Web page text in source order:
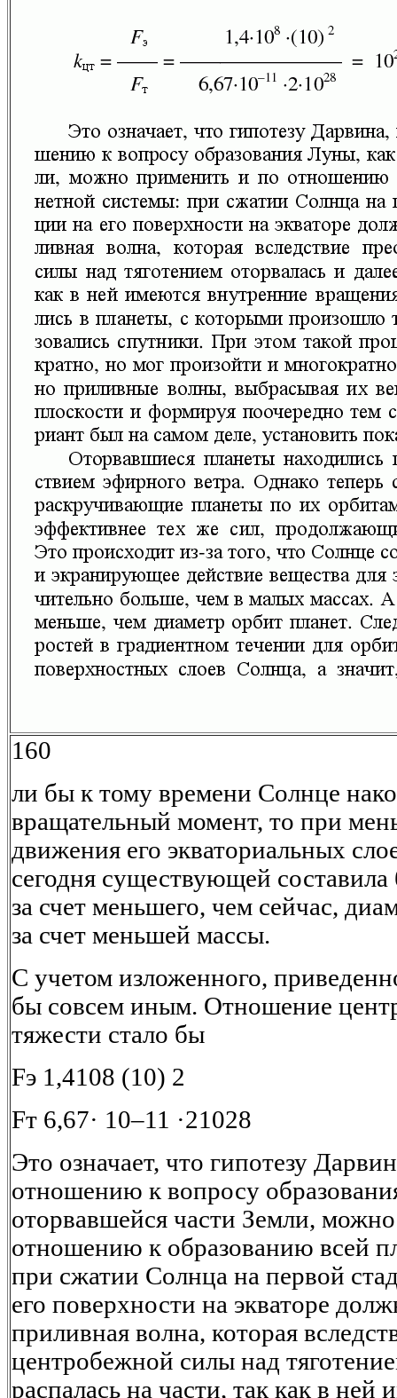
160
ли бы к тому времени Солнце
вращательный момент, то при
движения его экваториальных
сегодня существующей
за счет меньшего, чем сейчас,
за счет меньшей массы.
С учетом изложенного,
бы совсем иным. Отношение
тяжести стало бы
Fэ 1,4108 (10) 2
Fт 6,67· 10–11 ·21028
Это означает, что гипотезу
отношению к вопросу
оторвавшейся части Земли,
отношению к образованию всей
при сжатии Солнца на первой
его поверхности на экваторе
приливная волна, которая
центробежной силы над
распалась на части, так как в ней